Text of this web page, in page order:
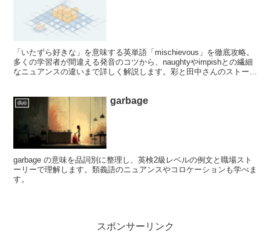
「いたずら好きな」を意味する英単語「mischievous」を徹底攻略。
多くの学習者が間違える発音のコツから、naughtyやimpishとの繊細
なニュアンスの違いまで詳しく解説します。彩と田中さんのストーリ
duo garbage
garbage の意味を品詞別に整理し、英検2級レベルの例文と職場スト
ーリーで理解します。類義語のニュアンスやコロケーションも学べま
す。
スポンサーリンク